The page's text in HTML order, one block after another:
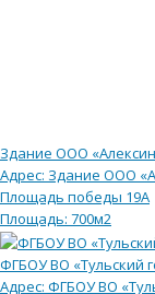
Здание ООО
Адрес: Здание ООО
Площадь победы 19А
Площадь: 700м2
ФГБОУ ВО «Тульский
Адрес: ФГБОУ ВО